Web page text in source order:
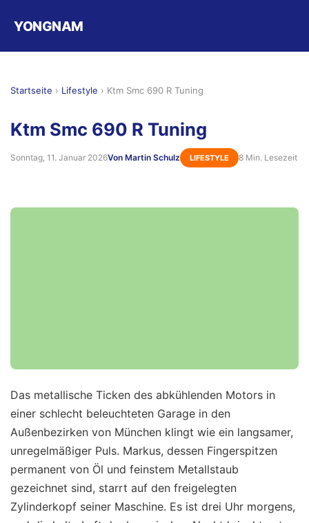
YONGNAM
Startseite › Lifestyle › Ktm Smc 690 R Tuning
Ktm Smc 690 R Tuning
Sonntag, 11. Januar 2026Von Martin Schulz LIFESTYLE 8 Min. Lesezeit
Das metallische Ticken des abkühlenden Motors in
einer schlecht beleuchteten Garage in den
Außenbezirken von München klingt wie ein langsamer,
unregelmäßiger Puls. Markus, dessen Fingerspitzen
permanent von Öl und feinstem Metallstaub
gezeichnet sind, starrt auf den freigelegten
Zylinderkopf seiner Maschine. Es ist drei Uhr morgens,